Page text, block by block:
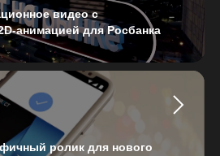
видео с
анимацией для Росбанка
ролик для нового